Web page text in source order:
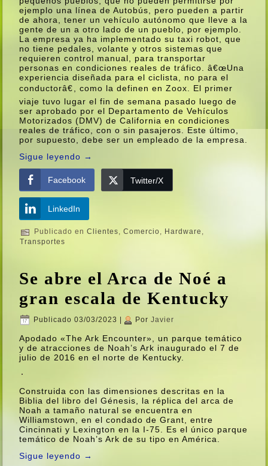
ejemplo una lí­nea de Autobús, pero pueden a partir
de ahora, tener un vehí­culo autónomo que lleve a la
gente de un a otro lado de un pueblo, por ejemplo.
La empresa ya ha implementado su taxi robot, que
no tiene pedales, volante y otros sistemas que
requieren control manual, para transportar
personas en condiciones reales de tráfico. â€œUna
experiencia diseñada para el ciclista, no para el
conductorâ€, como la definen en Zoox. El primer
viaje tuvo lugar el fin de semana pasado luego de
ser aprobado por el Departamento de Vehí­culos
Motorizados (DMV) de California en condiciones
reales de tráfico, con o sin pasajeros. Este último,
por supuesto, debe ser un empleado de la empresa.
Sigue leyendo →
Facebook Twitter/X
LinkedIn
Publicado en Clientes,Comercio, Hardware ,
Transportes
Se abre el Arca de Noé a
gran escala de Kentucky
Publicado 03/03/2023 Por Javier
Apodado «The Ark Encounter», un parque temático
y de atracciones de Noah’s Ark inaugurado el 7 de
julio de 2016 en el norte de Kentucky.
Construida con las dimensiones descritas en la
Biblia del libro del Génesis, la réplica del arca de
Noah a tamaño natural se encuentra en
Williamstown, en el condado de Grant, entre
Cincinnati y Lexington en la I-75. Es el único parque
temático de Noah’s Ark de su tipo en América.
Sigue leyendo →